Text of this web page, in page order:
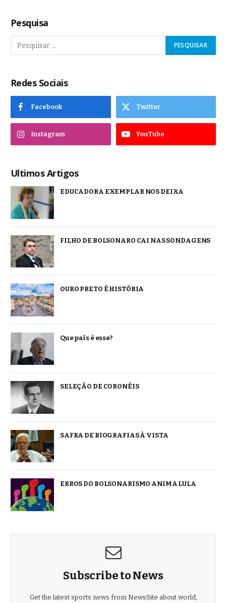
Pesquisa
Redes Sociais
Facebook Twitter
Instagram YouTube
Ultimos Artigos
EDUCADORA EXEMPLAR NOS DEIXA
FILHO DE BOLSONARO CAI NAS SONDAGENS
OURO PRETO É HISTÓRIA
Que país é esse?
SELEÇÃO DE CORONÉIS
SAFRA DE BIOGRAFIAS À VISTA
ERROS DO BOLSONARISMO ANIMA LULA
Subscribe to News
Get the latest sports news from NewsSite about world,